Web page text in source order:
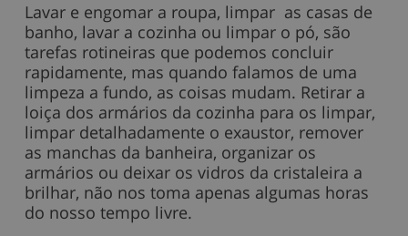
Lavar e engomar a roupa, limpar as casas de
banho, lavar a cozinha ou limpar o pó, são
tarefas rotineiras que podemos concluir
rapidamente, mas quando falamos de uma
limpeza a fundo, as coisas mudam. Retirar a
loiça dos armários da cozinha para os limpar,
limpar detalhadamente o exaustor, remover
as manchas da banheira, organizar os
armários ou deixar os vidros da cristaleira a
brilhar, não nos toma apenas algumas horas
do nosso tempo livre.